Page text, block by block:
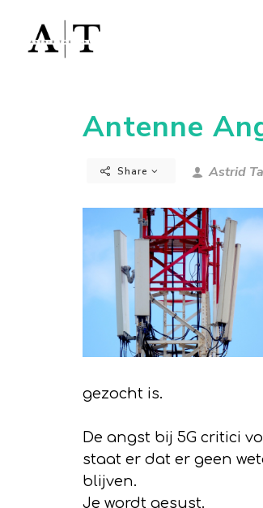
Antenne
Share Astrid
gezocht is.
De angst bij 5G critici
staat er dat er geen
blijven.
Je wordt gesust.